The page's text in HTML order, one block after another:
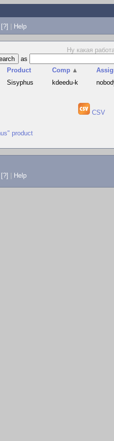
[?] | Help
Ну какая
as
Product Comp ▲
Sisyphus kdeedu-k
CSV
product
[?] Help